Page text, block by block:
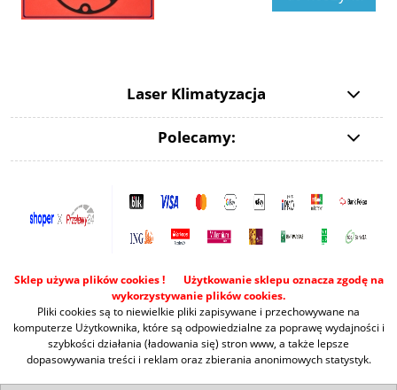
Laser Klimatyzacja
Polecamy:
Sklep używa plików cookies ! Użytkowanie sklepu oznacza zgodę na
wykorzystywanie plików cookies.
Pliki cookies są to niewielkie pliki zapisywane i przechowywane na
komputerze Użytkownika, które są odpowiedzialne za poprawę wydajności i
szybkości działania (ładowania się) stron www, a także lepsze
dopasowywania treści i reklam oraz zbierania anonimowych statystyk.